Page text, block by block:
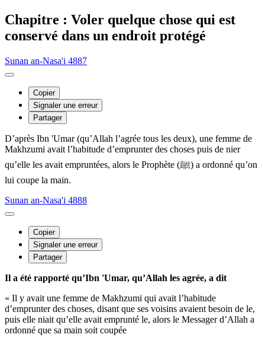
Chapitre : Voler quelque chose qui est
conservé dans un endroit protégé
Sunan an-Nasa'i 4887
Copier
Signaler une erreur
Partager
D’après Ibn 'Umar (qu’Allah l’agrée tous les deux), une femme de
Makhzumi avait l’habitude d’emprunter des choses puis de nier
qu’elle les avait empruntées, alors le Prophète (ﷺ) a ordonné qu’on
lui coupe la main.
Sunan an-Nasa'i 4888
Copier
Signaler une erreur
Partager
Il a été rapporté qu’Ibn 'Umar, qu’Allah les agrée, a dit
« Il y avait une femme de Makhzumi qui avait l’habitude
d’emprunter des choses, disant que ses voisins avaient besoin de le,
puis elle niait qu’elle avait emprunté le, alors le Messager d’Allah a
ordonné que sa main soit coupée